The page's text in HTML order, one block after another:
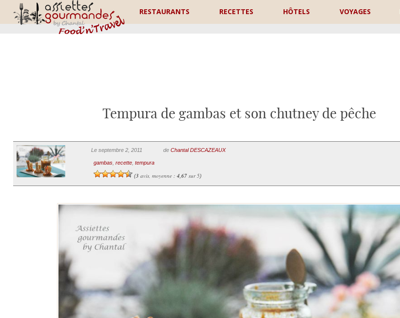
RESTAURANTS RECETTES HÔTELS VOYAGES
Tempura de gambas et son chutney de pêche
Le septembre 2, 2011 de Chantal DESCAZEAUX
gambas, recette, tempura
(3 avis, moyenne : 4,67sur 5)